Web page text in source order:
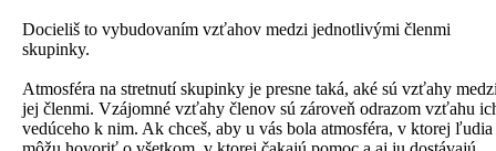
Docieliš to vybudovaním vzťahov medzi jednotlivými členmi
skupinky.
Atmosféra na stretnutí skupinky je presne taká, aké sú vzťahy
jej členmi. Vzájomné vzťahy členov sú zároveň odrazom vzťahu
vedúceho k nim. Ak chceš, aby u vás bola atmosféra, v ktorej ľudia